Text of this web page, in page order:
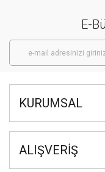
E-
KURUMSAL
ALIŞVERİŞ